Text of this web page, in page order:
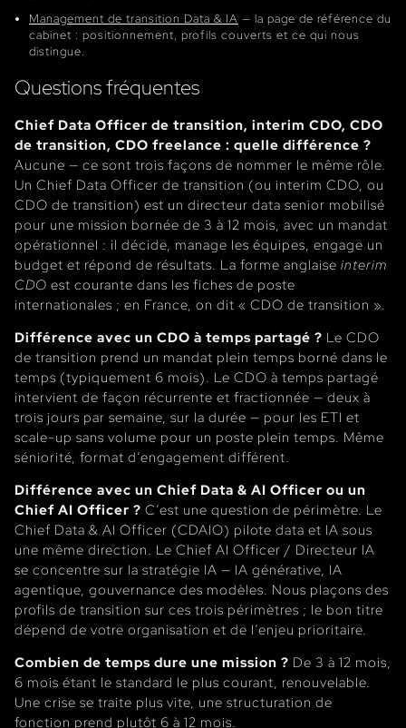
Management de transition Data & IA — la page de référence du
cabinet : positionnement, profils couverts et ce qui nous
distingue.
Questions fréquentes
Chief Data Officer de transition, interim CDO, CDO
de transition, CDO freelance : quelle différence ?
Aucune — ce sont trois façons de nommer le même rôle.
Un Chief Data Officer de transition (ou interim CDO, ou
CDO de transition) est un directeur data senior mobilisé
pour une mission bornée de 3 à 12 mois, avec un mandat
opérationnel : il décide, manage les équipes, engage un
budget et répond de résultats. La forme anglaise interim
CDO est courante dans les fiches de poste
internationales ; en France, on dit « CDO de transition ».
Différence avec un CDO à temps partagé ? Le CDO
de transition prend un mandat plein temps borné dans le
temps (typiquement 6 mois). Le CDO à temps partagé
intervient de façon récurrente et fractionnée — deux à
trois jours par semaine, sur la durée — pour les ETI et
scale-up sans volume pour un poste plein temps. Même
séniorité, format d’engagement différent.
Différence avec un Chief Data & AI Officer ou un
Chief AI Officer ? C’est une question de périmètre. Le
Chief Data & AI Officer (CDAIO) pilote data et IA sous
une même direction. Le Chief AI Officer / Directeur IA
se concentre sur la stratégie IA — IA générative, IA
agentique, gouvernance des modèles. Nous plaçons des
profils de transition sur ces trois périmètres ; le bon titre
dépend de votre organisation et de l’enjeu prioritaire.
Combien de temps dure une mission ? De 3 à 12 mois,
6 mois étant le standard le plus courant, renouvelable.
Une crise se traite plus vite, une structuration de
fonction prend plutôt 6 à 12 mois.